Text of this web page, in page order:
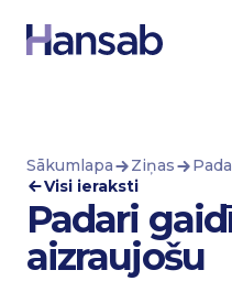
Sākumlapa Ziņas
Visi ieraksti
Padari
aizraujošu